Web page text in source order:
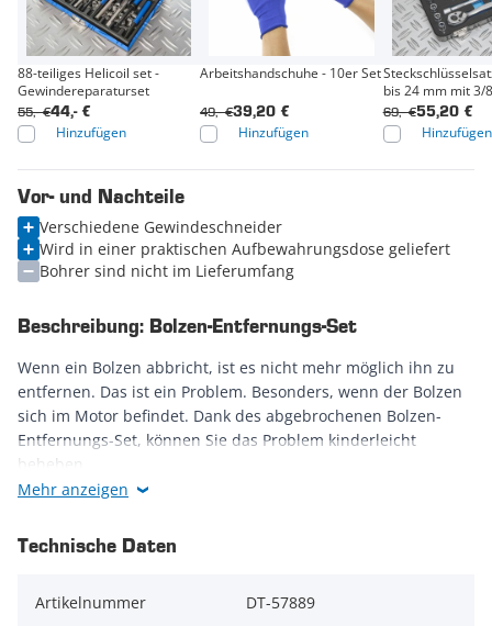
88-teiliges Helicoil set -
Gewindereparaturset
44,- €
55,- €
Hinzufügen
Arbeitshandschuhe - 10er Set
39,20 €
49,- €
Hinzufügen
bis 24 mm mit 3/
55,20 €
69,- €
Hinzufügen
Vor- und Nachteile
Verschiedene Gewindeschneider
Wird in einer praktischen Aufbewahrungsdose geliefert
Bohrer sind nicht im Lieferumfang
Beschreibung: Bolzen-Entfernungs-Set
Wenn ein Bolzen abbricht, ist es nicht mehr möglich ihn zu
entfernen. Das ist ein Problem. Besonders, wenn der Bolzen
sich im Motor befindet. Dank des abgebrochenen Bolzen-
Entfernungs-Set, können Sie das Problem kinderleicht
beheben.
Gewindeschneider nach links drehen, bis er Griff hat und
Mehr anzeigen
Technische Daten
Artikelnummer DT-57889